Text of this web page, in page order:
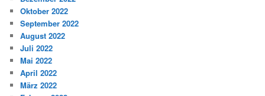
Oktober 2022
September 2022
August 2022
Juli 2022
Mai 2022
April 2022
März 2022